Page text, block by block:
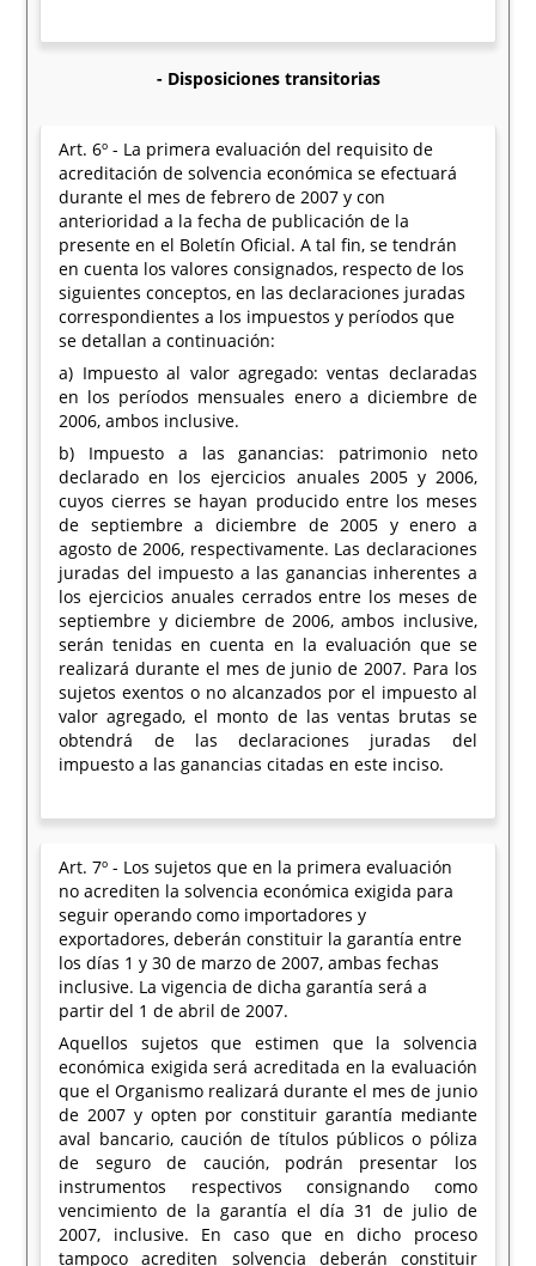
- Disposiciones transitorias
Art. 6º - La primera evaluación del requisito de
acreditación de solvencia económica se efectuará
durante el mes de febrero de 2007 y con
anterioridad a la fecha de publicación de la
presente en el Boletín Oficial. A tal fin, se tendrán
en cuenta los valores consignados, respecto de los
siguientes conceptos, en las declaraciones juradas
correspondientes a los impuestos y períodos que
se detallan a continuación:
a) Impuesto al valor agregado: ventas declaradas
en los períodos mensuales enero a diciembre de
2006, ambos inclusive.
b) Impuesto a las ganancias: patrimonio neto
declarado en los ejercicios anuales 2005 y 2006,
cuyos cierres se hayan producido entre los meses
de septiembre a diciembre de 2005 y enero a
agosto de 2006, respectivamente. Las declaraciones
juradas del impuesto a las ganancias inherentes a
los ejercicios anuales cerrados entre los meses de
septiembre y diciembre de 2006, ambos inclusive,
serán tenidas en cuenta en la evaluación que se
realizará durante el mes de junio de 2007. Para los
sujetos exentos o no alcanzados por el impuesto al
valor agregado, el monto de las ventas brutas se
obtendrá de las declaraciones juradas del
impuesto a las ganancias citadas en este inciso.
Art. 7º - Los sujetos que en la primera evaluación
no acrediten la solvencia económica exigida para
seguir operando como importadores y
exportadores, deberán constituir la garantía entre
los días 1 y 30 de marzo de 2007, ambas fechas
inclusive. La vigencia de dicha garantía será a
partir del 1 de abril de 2007.
Aquellos sujetos que estimen que la solvencia
económica exigida será acreditada en la evaluación
que el Organismo realizará durante el mes de junio
de 2007 y opten por constituir garantía mediante
aval bancario, caución de títulos públicos o póliza
de seguro de caución, podrán presentar los
instrumentos respectivos consignando como
vencimiento de la garantía el día 31 de julio de
2007, inclusive. En caso que en dicho proceso
tampoco acrediten solvencia deberán constituir